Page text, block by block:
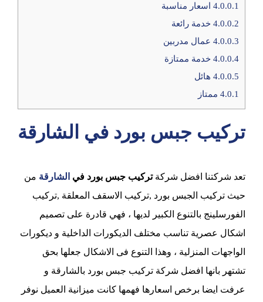
4.0.0.1 اسعار مناسبة
4.0.0.2 خدمة رائعة
4.0.0.3 عمال مدربين
4.0.0.4 خدمة ممتازة
4.0.0.5 هائل
4.0.1 ممتاز
تركيب جبس بورد في الشارقة
تعد شركتنا افضل شركةتركيب جبس بورد في الشارقة من
حيث تركيب الجبس بورد ,تركيب الاسقف المعلقة ,تركيب
الفورسلينج بالتنوع الكبير لديها ، فهي قادرة على تصميم
اشكال عصرية تناسب مختلف الديكورات الداخلية و ديكورات
الواجهات المنزلية ، وهذا التنوع فى الاشكال جعلها بحق
تشتهر بانها افضل شركة تركيب جبس بورد بالشارقة و
عرفت ايضا برخص اسعارها فهمها كانت ميزانية العميل نوفر